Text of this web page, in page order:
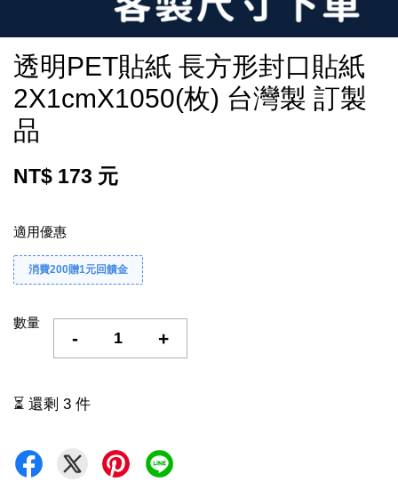
透明PET貼紙 長方形封口貼紙
2X1cmX1050(枚) 台灣製 訂製
品
NT$ 173 元
適用優惠
消費200贈1元回饋金
數量
- +
⏳ 還剩 3 件